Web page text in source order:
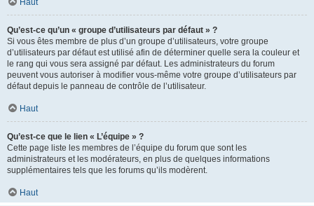
Haut
Qu’est-ce qu’un « groupe d’utilisateurs par défaut » ?
Si vous êtes membre de plus d’un groupe d’utilisateurs, votre groupe
d’utilisateurs par défaut est utilisé afin de déterminer quelle sera la couleur et
le rang qui vous sera assigné par défaut. Les administrateurs du forum
peuvent vous autoriser à modifier vous-même votre groupe d’utilisateurs par
défaut depuis le panneau de contrôle de l’utilisateur.
Haut
Qu’est-ce que le lien « L’équipe » ?
Cette page liste les membres de l’équipe du forum que sont les
administrateurs et les modérateurs, en plus de quelques informations
supplémentaires tels que les forums qu’ils modèrent.
Haut